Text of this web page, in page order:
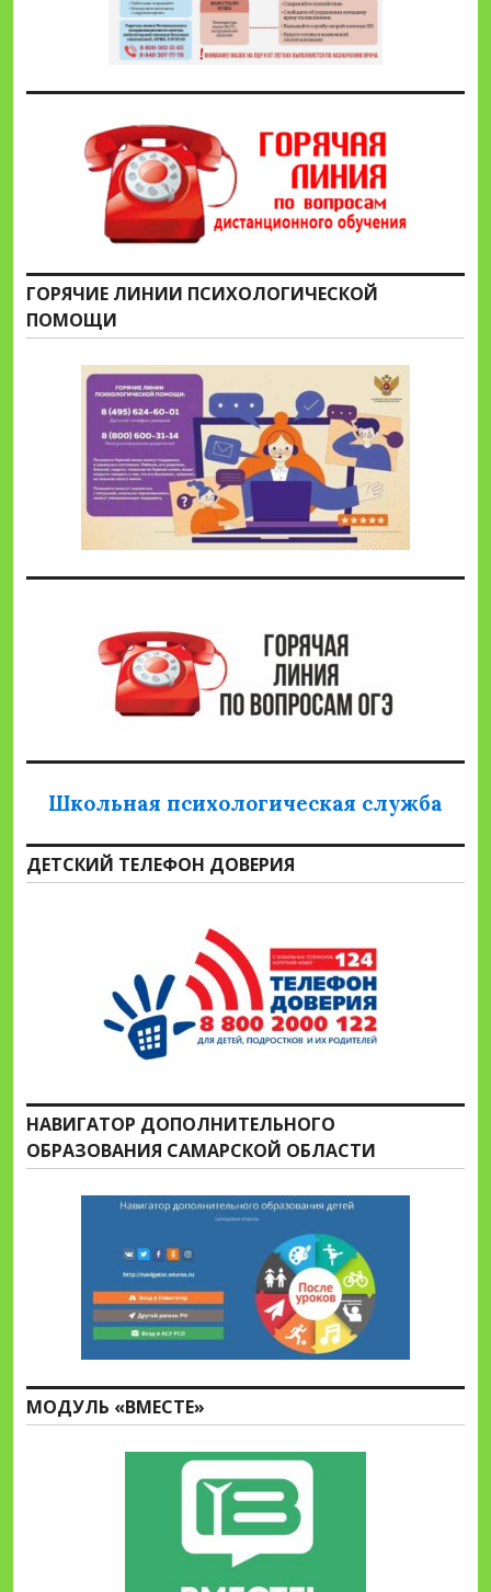
ГОРЯЧИЕ ЛИНИИ ПСИХОЛОГИЧЕСКОЙ
ПОМОЩИ
Школьная психологическая служба
ДЕТСКИЙ ТЕЛЕФОН ДОВЕРИЯ
НАВИГАТОР ДОПОЛНИТЕЛЬНОГО
ОБРАЗОВАНИЯ САМАРСКОЙ ОБЛАСТИ
МОДУЛЬ «ВМЕСТЕ»